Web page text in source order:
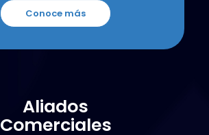
Conoce más
Aliados
Comerciales